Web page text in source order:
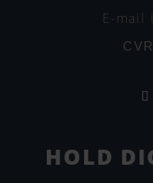
E-mail
HOLD